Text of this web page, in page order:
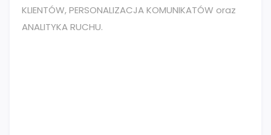
KLIENTÓW, PERSONALIZACJA KOMUNIKATÓW oraz
ANALITYKA RUCHU.